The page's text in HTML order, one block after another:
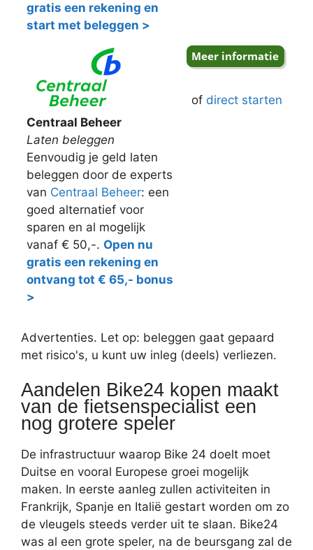
gratis een rekening en
start met beleggen >
Centraal Beheer
Laten beleggen
Eenvoudig je geld laten
beleggen door de experts
van Centraal Beheer: een
goed alternatief voor
sparen en al mogelijk
vanaf € 50,-. Open nu
gratis een rekening en
ontvang tot € 65,- bonus
>
of direct starten
Advertenties. Let op: beleggen gaat gepaard
met risico's, u kunt uw inleg (deels) verliezen.
Aandelen Bike24 kopen maakt
van de fietsenspecialist een
nog grotere speler
De infrastructuur waarop Bike 24 doelt moet
Duitse en vooral Europese groei mogelijk
maken. In eerste aanleg zullen activiteiten in
Frankrijk, Spanje en Italië gestart worden om zo
de vleugels steeds verder uit te slaan. Bike24
was al een grote speler, na de beursgang zal de